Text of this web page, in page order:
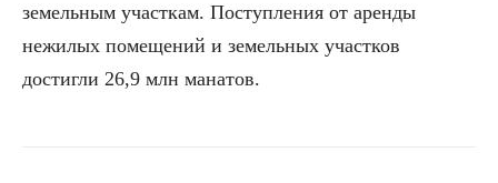
земельным участкам. Поступления от аренды
нежилых помещений и земельных участков
достигли 26,9 млн манатов.